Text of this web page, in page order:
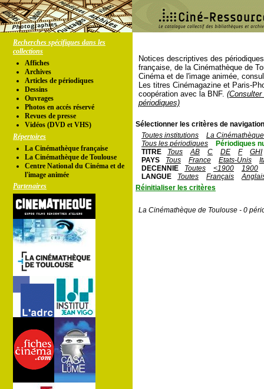
Recherches spécifiques dans les
collections
Affiches
Archives
Articles de périodiques
Dessins
Ouvrages
Photos en accés réservé
Revues de presse
Vidéos (DVD et VHS)
Répertoires
La Cinémathèque française
La Cinémathèque de Toulouse
Centre National du Cinéma et de
l'image animée
Partenaires
Notices descriptives des
française, de la Cinémathèque de
Cinéma et de l'image animée,
Les titres Cinémagazine et Paris-
coopération avec la BNF.
périodiques)
Sélectionner les critères de
Toutes institutions
La
Tous les périodiques
Périodiques
TITRE
Tous AB C DE F
GHI
PAYS
Tous France Etats-Unis
DECENNIE
Toutes <1900
1900
LANGUE
Toutes Français
Réinitialiser les critères
La Cinémathèque de Toulouse - 0